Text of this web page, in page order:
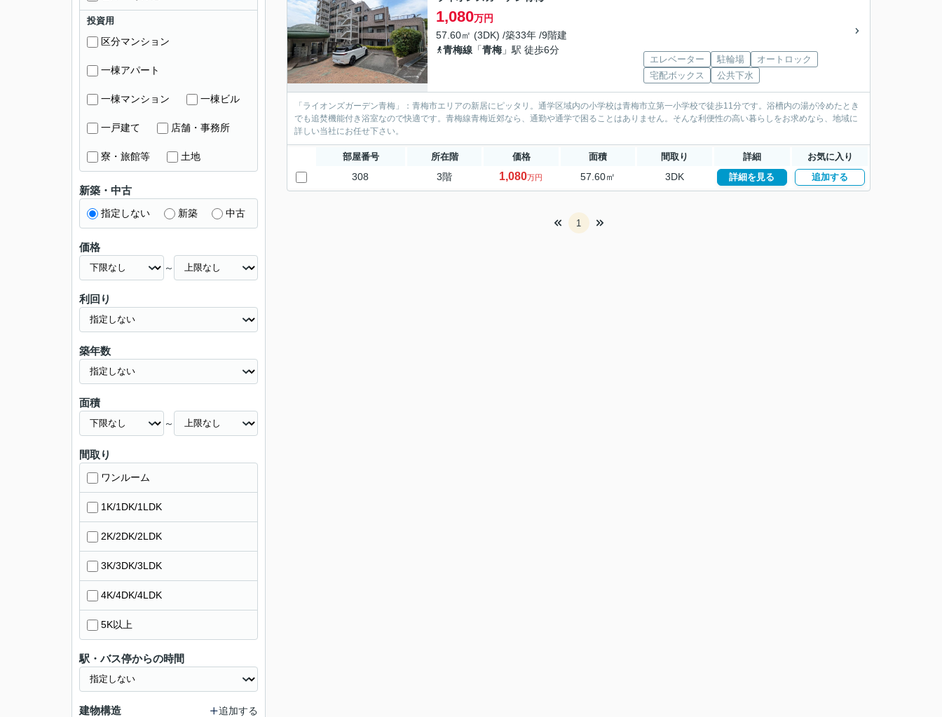
1,080万円
57.60㎡ (3DK) /築33年 /9階建
青梅線 「青梅」駅 徒歩6分
エレベーター 駐輪場
オートロック
宅配ボックス
公共下水
「ライオンズガーデン青梅」：青梅市エリアの新居にピッタリ。通学区域内の小学校は青梅市立第一小学校で徒歩11分です。浴槽内の湯が冷めたとき
でも追焚機能付き浴室なので快適です。青梅線青梅近郊なら、通勤や通学で困ることはありません。そんな利便性の高い暮らしをお求めなら、地域に
詳しい当社にお任せ下さい。
部屋番号 所在階 価格 面積 間取り 詳細 お気に入り
308 3階 1,080万円 57.60㎡ 3DK 詳細を見る 追加する
1
投資用
区分マンション
一棟アパート
一棟マンション 一棟ビル
一戸建て 店舗・事務所
寮・旅館等 土地
新築・中古
指定しない 新築 中古
価格
～
利回り
築年数
面積
～
間取り
ワンルーム
1K/1DK/1LDK
2K/2DK/2LDK
3K/3DK/3LDK
4K/4DK/4LDK
5K以上
駅・バス停からの時間
建物構造 追加する